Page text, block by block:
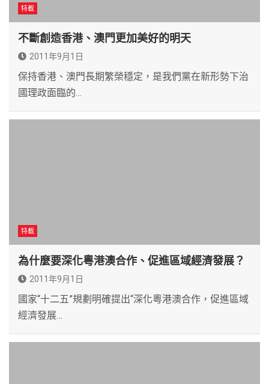
特載
不斷創造香港、澳門更加美好的明天
2011年9月1日
保持香港、澳門長期繁榮穩定，是我們黨在新形勢下治
國理政面臨的…
特載
為什麼要深化粵港澳合作、促進區域經濟發展？
2011年9月1日
國家“十二五”規劃明確提出“深化粵港澳合作，促進區域
經濟發展…